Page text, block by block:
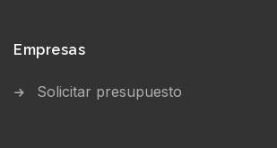
Empresas
Solicitar presupuesto